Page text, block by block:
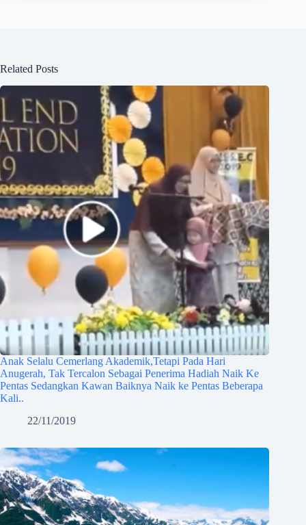
Related Posts
Anak Selalu Cemerlang Akademik,Tetapi Pada Hari
Anugerah, Tak Tercalon Sebagai Penerima Hadiah Naik Ke
Pentas Sedangkan Kawan Baiknya Naik ke Pentas Beberapa
Kali..
22/11/2019